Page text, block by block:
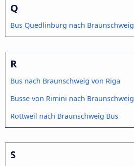
Q
Bus Quedlinburg nach Braunschweig
R
Bus nach Braunschweig von Riga
Busse von Rimini nach Braunschweig
Rottweil nach Braunschweig Bus
S